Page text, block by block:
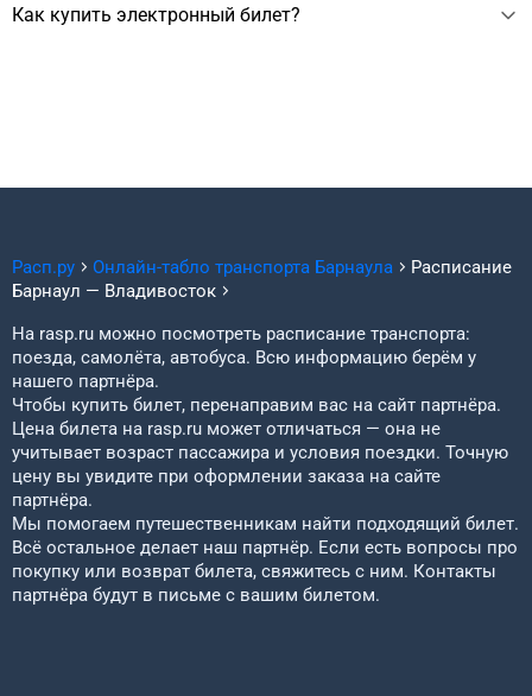
от 18013 ₽, зависит от выбранного транспорта, сезона,
Как купить электронный билет?
Расп.ру Онлайн-табло транспорта Барнаула
Расписание
Барнаул — Владивосток
На rasp.ru можно посмотреть расписание транспорта:
поезда, самолёта, автобуса. Всю информацию берём у
нашего партнёра.
Чтобы купить билет, перенаправим вас на сайт партнёра.
Цена билета на rasp.ru может отличаться — она не
учитывает возраст пассажира и условия поездки. Точную
цену вы увидите при оформлении заказа на сайте
партнёра.
Мы помогаем путешественникам найти подходящий билет.
Всё остальное делает наш партнёр. Если есть вопросы про
покупку или возврат билета, свяжитесь с ним. Контакты
партнёра будут в письме с вашим билетом.